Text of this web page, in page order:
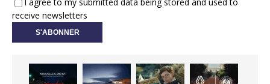
receive newsletters